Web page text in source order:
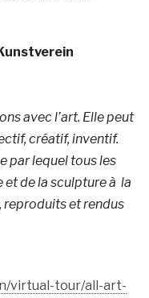
avec l’art. Elle peut
créatif, inventif.
par lequel tous les
et de la sculpture à la
et rendus
virtual-tour/all-art-